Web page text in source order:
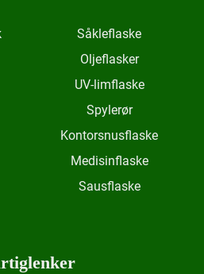
Såkleflaske
Oljeflasker
UV-limflaske
Spylerør
Kontorsnusflaske
Medisinflaske
Sausflaske